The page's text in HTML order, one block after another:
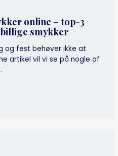
online – top-3
smykker
og fest behøver ikke at
artikel vil vi se på nogle af